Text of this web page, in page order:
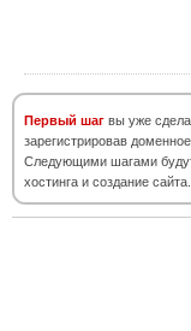
Первый шаг вы уже
зарегистрировав
Следующими шагами
хостинга и создание сайта.